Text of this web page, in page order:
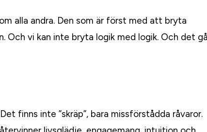
alla andra. Den som är först med att bryta
Och vi kan inte bryta logik med logik. Och det
finns inte ”skräp”, bara missförstådda råvaror.